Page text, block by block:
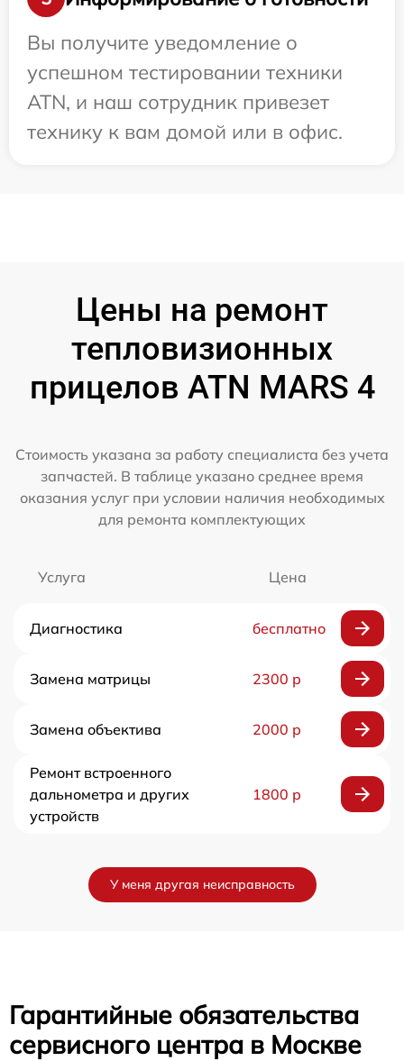
Вы получите уведомление о
успешном тестировании техники
ATN, и наш сотрудник привезет
технику к вам домой или в офис.
Цены на ремонт
тепловизионных
прицелов ATN MARS 4
Стоимость указана за работу специалиста без учета
запчастей. В таблице указано среднее время
оказания услуг при условии наличия необходимых
для ремонта комплектующих
Услуга Цена
Диагностика бесплатно
Замена матрицы 2300 р
Замена объектива 2000 р
Ремонт встроенного
дальнометра и других
устройств
1800 р
У меня другая неисправность
Гарантийные обязательства
сервисного центра в Москве